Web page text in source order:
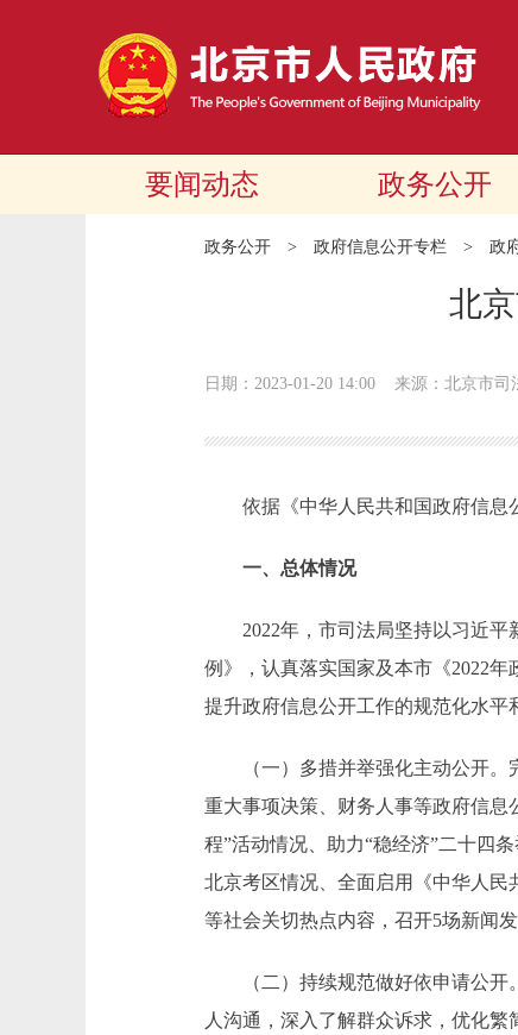
要闻动态 政务公开
政务公开 > 政府信息公开专栏 > 政
北
日期：2023-01-20 14:00 来源：北京市司
依据《中华人民共和国政府信息公
一、总体情况
2022年，市司法局坚持以习近平
例》，认真落实国家及本市《2022
提升政府信息公开工作的规范化水平
（一）多措并举强化主动公开。完
重大事项决策、财务人事等政府信息
程”活动情况、助力“稳经济”二十四
北京考区情况、全面启用《中华人
等社会关切热点内容，召开5场新闻
（二）持续规范做好依申请公开。
人沟通，深入了解群众诉求，优化